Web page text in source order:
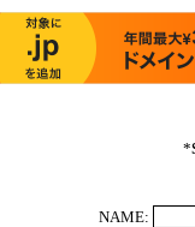
*
NAME: